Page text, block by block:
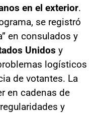
en el exterior.
se registró
en consulados y
Unidos y
logísticos
de votantes. La
en cadenas de
y